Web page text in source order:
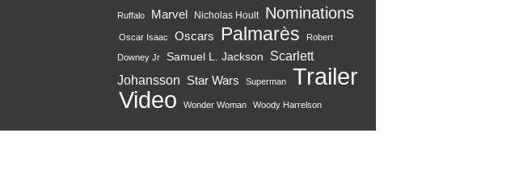
Ruffalo Marvel Nicholas Hoult Nominations
Oscar Isaac Oscars Palmarès Robert
Downey Jr Samuel L. Jackson
Scarlett
Johansson
Star Wars Superman Trailer
Video Wonder Woman Woody Harrelson